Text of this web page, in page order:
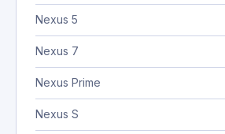
Nexus 5
Nexus 7
Nexus Prime
Nexus S